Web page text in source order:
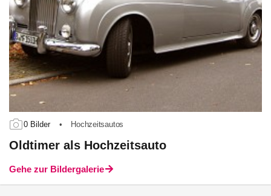
0 Bilder • Hochzeitsautos
Oldtimer als Hochzeitsauto
Gehe zur Bildergalerie